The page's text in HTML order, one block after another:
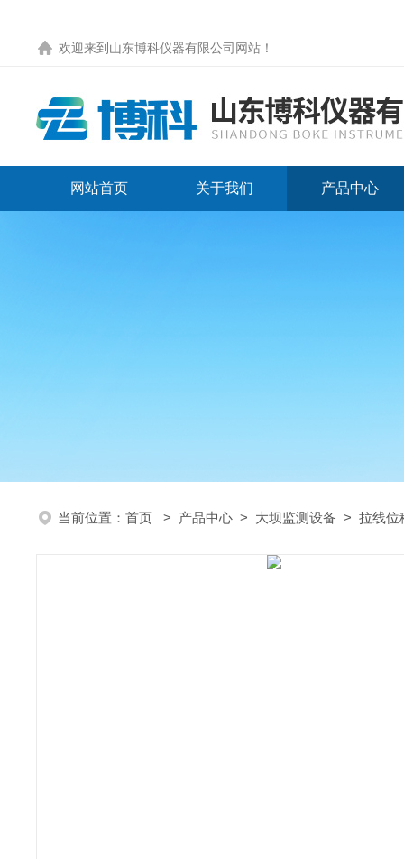
欢迎来到 山东博科仪器有限公司网站 ！
网站首页 关于我们 产品中心
当前位置： 首页 > 产品中心 > 大坝监测设备 > 拉线位